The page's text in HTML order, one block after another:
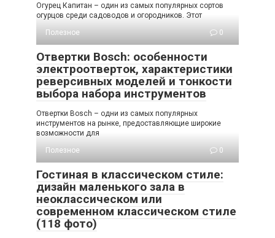
Огурец Капитан – один из самых популярных сортов
огурцов среди садоводов и огородников. Этот
Полезное
0
Отвертки Bosch: особенности
электроотверток, характеристики
реверсивных моделей и тонкости
выбора набора инструментов
Отвертки Bosch – одни из самых популярных
инструментов на рынке, предоставляющие широкие
возможности для
Полезное
0
Гостиная в классическом стиле:
дизайн маленького зала в
неоклассическом или
современном классическом стиле
(118 фото)